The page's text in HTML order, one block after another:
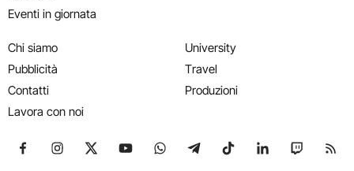
Eventi in giornata
Chi siamo
Pubblicità
Contatti
Lavora con noi
University
Travel
Produzioni
Seguici su Facebook
Seguici su Instagram
Seguici su X
Seguici su YouTube
Seguici su WhatsApp
Seguici su Telegram
Seguici su TikTok
Seguici su
Seguici